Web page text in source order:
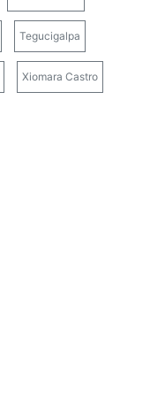
Tegucigalpa
Xiomara Castro